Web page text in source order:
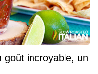
goût incroyable, un